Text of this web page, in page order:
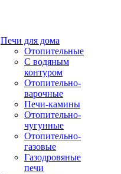
Печи для дома
Отопительные
C водяным
контуром
Отопительно-
варочные
Печи-камины
Отопительно-
чугунные
Отопительно-
газовые
Газодровяные
печи